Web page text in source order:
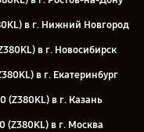
в г. Нижний Новгород
в г. Новосибирск
в г. Екатеринбург
(Z380KL) в г. Казань
(Z380KL) в г. Москва